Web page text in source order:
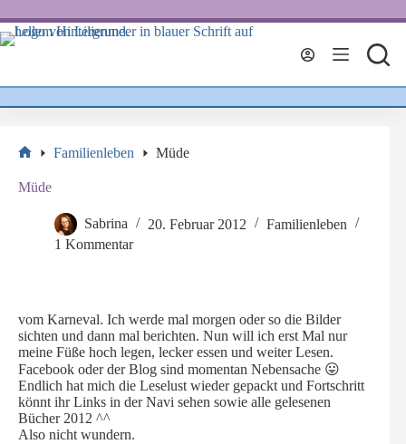
Inhalt
springen
Familienleben Müde
Müde
Sabrina 20. Februar 2012
Familienleben
1 Kommentar
vom Karneval. Ich werde mal morgen oder so die Bilder
sichten und dann mal berichten. Nun will ich erst Mal nur
meine Füße hoch legen, lecker essen und weiter Lesen.
Facebook oder der Blog sind momentan Nebensache 😛
Endlich hat mich die Leselust wieder gepackt und Fortschritt
könnt ihr Links in der Navi sehen sowie alle gelesenen
Bücher 2012 ^^
Also nicht wundern.